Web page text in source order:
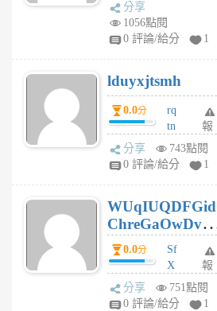
jl
月
前
分享
1056點閱
0 評論/給分
1
lduyxjtsmh
0.0分
rq
tn
jt
gl
個
月
前
報
分享
743點閱
0 評論/給分
1
WUqIUQDFGid
ChreGaOwDv
dY0.0分
Sf
X
Pe
Jc
報
分享
751點閱
0 評論/給分
1